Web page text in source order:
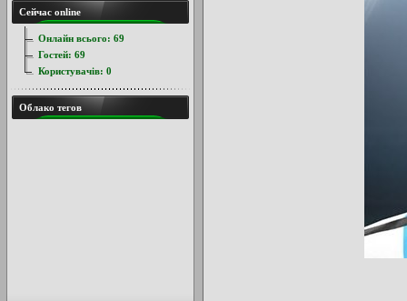
Сейчас online
Онлайн всього: 69
Гостей: 69
Користувачів: 0
Облако тегов